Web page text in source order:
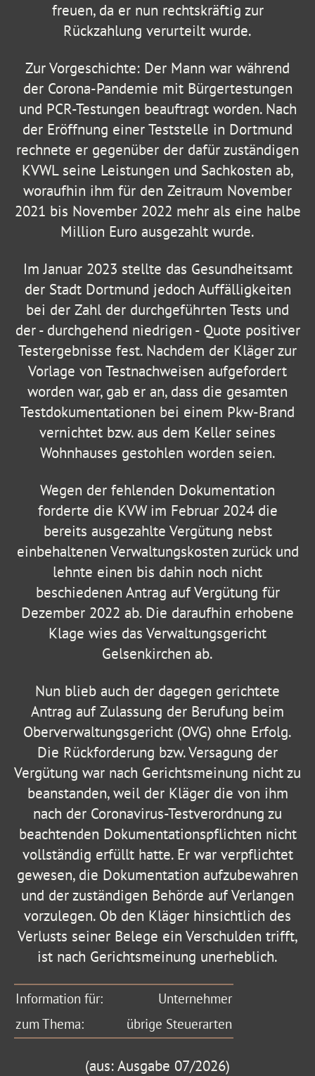
freuen, da er nun rechtskräftig zur
Rückzahlung verurteilt wurde.
Zur Vorgeschichte: Der Mann war während
der Corona-Pandemie mit Bürgertestungen
und PCR-Testungen beauftragt worden. Nach
der Eröffnung einer Teststelle in Dortmund
rechnete er gegenüber der dafür zuständigen
KVWL seine Leistungen und Sachkosten ab,
woraufhin ihm für den Zeitraum November
2021 bis November 2022 mehr als eine halbe
Million Euro ausgezahlt wurde.
Im Januar 2023 stellte das Gesundheitsamt
der Stadt Dortmund jedoch Auffälligkeiten
bei der Zahl der durchgeführten Tests und
der - durchgehend niedrigen - Quote positiver
Testergebnisse fest. Nachdem der Kläger zur
Vorlage von Testnachweisen aufgefordert
worden war, gab er an, dass die gesamten
Testdokumentationen bei einem Pkw-Brand
vernichtet bzw. aus dem Keller seines
Wohnhauses gestohlen worden seien.
Wegen der fehlenden Dokumentation
forderte die KVW im Februar 2024 die
bereits ausgezahlte Vergütung nebst
einbehaltenen Verwaltungskosten zurück und
lehnte einen bis dahin noch nicht
beschiedenen Antrag auf Vergütung für
Dezember 2022 ab. Die daraufhin erhobene
Klage wies das Verwaltungsgericht
Gelsenkirchen ab.
Nun blieb auch der dagegen gerichtete
Antrag auf Zulassung der Berufung beim
Oberverwaltungsgericht (OVG) ohne Erfolg.
Die Rückforderung bzw. Versagung der
Vergütung war nach Gerichtsmeinung nicht zu
beanstanden, weil der Kläger die von ihm
nach der Coronavirus-Testverordnung zu
beachtenden Dokumentationspflichten nicht
vollständig erfüllt hatte. Er war verpflichtet
gewesen, die Dokumentation aufzubewahren
und der zuständigen Behörde auf Verlangen
vorzulegen. Ob den Kläger hinsichtlich des
Verlusts seiner Belege ein Verschulden trifft,
ist nach Gerichtsmeinung unerheblich.
Information für:
Unternehmer
zum Thema:
übrige Steuerarten
(aus: Ausgabe 07/2026)